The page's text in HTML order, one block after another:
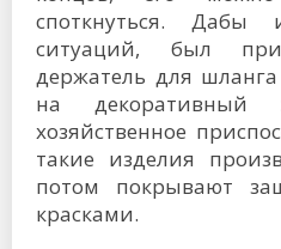
споткнуться. Дабы
ситуаций, был
держатель для
на
хозяйственное
такие изделия
потом покрывают
красками.